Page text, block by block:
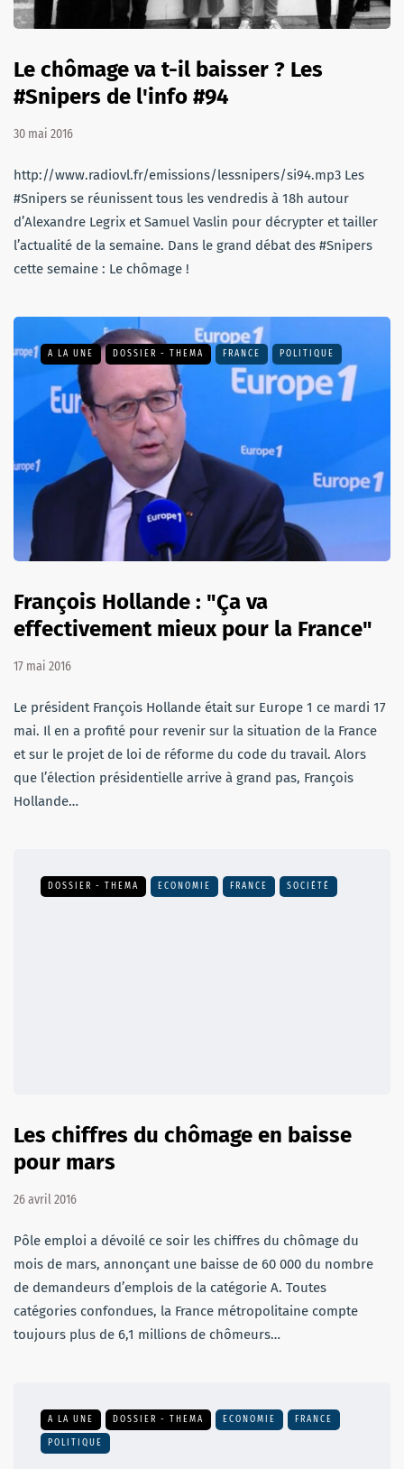
Le chômage va t-il baisser ? Les
#Snipers de l'info #94
30 mai 2016
http://www.radiovl.fr/emissions/lessnipers/si94.mp3 Les
#Snipers se réunissent tous les vendredis à 18h autour
d’Alexandre Legrix et Samuel Vaslin pour décrypter et tailler
l’actualité de la semaine. Dans le grand débat des #Snipers
cette semaine : Le chômage !
A LA UNE DOSSIER - THEMA FRANCE POLITIQUE
François Hollande : "Ça va
effectivement mieux pour la France"
17 mai 2016
Le président François Hollande était sur Europe 1 ce mardi 17
mai. Il en a profité pour revenir sur la situation de la France
et sur le projet de loi de réforme du code du travail. Alors
que l’élection présidentielle arrive à grand pas, François
Hollande…
DOSSIER - THEMA ECONOMIE FRANCE SOCIÉTÉ
Les chiffres du chômage en baisse
pour mars
26 avril 2016
Pôle emploi a dévoilé ce soir les chiffres du chômage du
mois de mars, annonçant une baisse de 60 000 du nombre
de demandeurs d’emplois de la catégorie A. Toutes
catégories confondues, la France métropolitaine compte
toujours plus de 6,1 millions de chômeurs…
A LA UNE DOSSIER - THEMA ECONOMIE FRANCE
POLITIQUE